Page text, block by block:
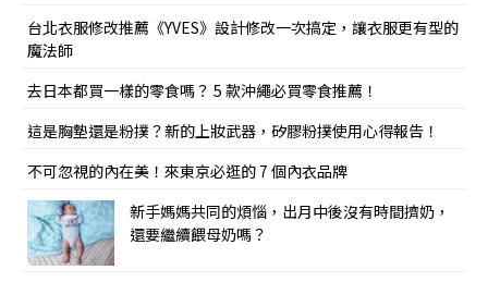
台北衣服修改推薦《YVES》設計修改一次搞定，讓衣服更有型的
魔法師
去日本都買一樣的零食嗎？ 5 款沖繩必買零食推薦！
這是胸墊還是粉撲？新的上妝武器，矽膠粉撲使用心得報告！
不可忽視的內在美！來東京必逛的 7 個內衣品牌
新手媽媽共同的煩惱，出月中後沒有時間擠奶，
還要繼續餵母奶嗎？